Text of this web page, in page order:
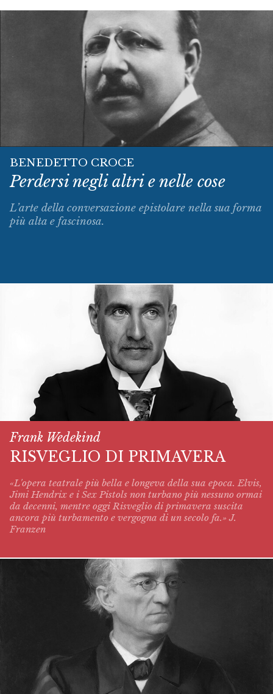
BENEDETTO CROCE
Perdersi negli altri e nelle cose
L’arte della conversazione epistolare nella sua forma
più alta e fascinosa.
Frank Wedekind
RISVEGLIO DI PRIMAVERA
«L'opera teatrale più bella e longeva della sua epoca. Elvis,
Jimi Hendrix e i Sex Pistols non turbano più nessuno ormai
da decenni, mentre oggi Risveglio di primavera suscita
ancora più turbamento e vergogna di un secolo fa.» J.
Franzen